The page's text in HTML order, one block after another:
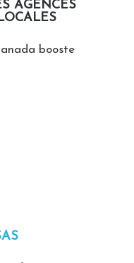
AGENCES
booste